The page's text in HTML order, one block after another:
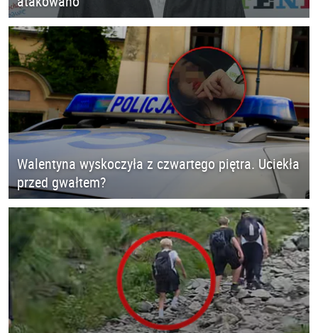
Walentyna wyskoczyła z czwartego piętra. Uciekła
przed gwałtem?